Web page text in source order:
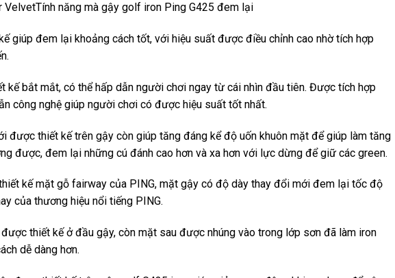
VelvetTính năng mà gậy golf iron Ping G425 đem lại
giúp đem lại khoảng cách tốt, với hiệu suất được điều chỉnh cao nhờ tích hợp
kế bắt mắt, có thể hấp dẫn người chơi ngay từ cái nhìn đầu tiên. Được tích hợp
công nghệ giúp người chơi có được hiệu suất tốt nhất.
được thiết kế trên gậy còn giúp tăng đáng kể độ uốn khuôn mặt để giúp làm tăng
được, đem lại những cú đánh cao hơn và xa hơn với lực dừng để giữ các green.
kế mặt gỗ fairway của PING, mặt gậy có độ dày thay đổi mới đem lại tốc độ
của thương hiệu nổi tiếng PING.
thiết kế ở đầu gậy, còn mặt sau được nhúng vào trong lớp sơn đã làm iron
dễ dàng hơn.